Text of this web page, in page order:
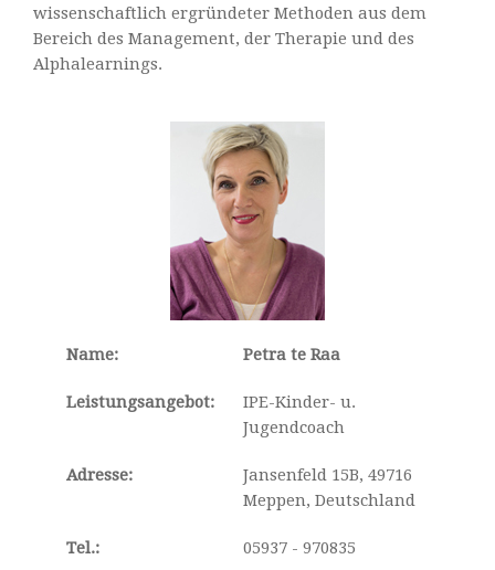
wissenschaftlich ergründeter Methoden aus dem
Bereich des Management, der Therapie und des
Alphalearnings.
Name: Petra te Raa
Leistungsangebot:
IPE-Kinder- u.
Jugendcoach
Adresse:
Jansenfeld 15B, 49716
Meppen, Deutschland
Tel.: 05937 - 970835